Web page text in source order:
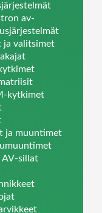
av-
ja valitsimet
kytkimet
ja muuntimet
AV-sillat